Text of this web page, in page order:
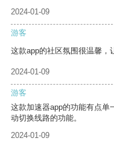
2024-01-09
游客
这款app的社区氛围很温馨，
2024-01-09
游客
这款加速器app的功能有点单
动切换线路的功能。
2024-01-09